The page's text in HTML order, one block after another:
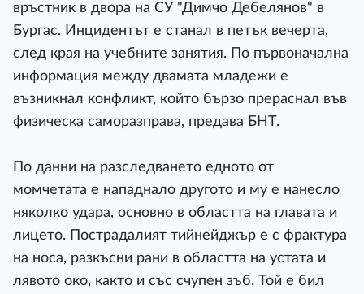
връстник в двора на СУ "Димчо Дебелянов" в
Бургас. Инцидентът е станал в петък вечерта,
след края на учебните занятия. По първоначална
информация между двамата младежи е
възникнал конфликт, който бързо прераснал във
физическа саморазправа, предава БНТ.
По данни на разследването едното от
момчетата е нападнало другото и му е нанесло
няколко удара, основно в областта на главата и
лицето. Пострадалият тийнейджър е с фрактура
на носа, разкъсни рани в областта на устата и
лявото око, както и със счупен зъб. Той е бил